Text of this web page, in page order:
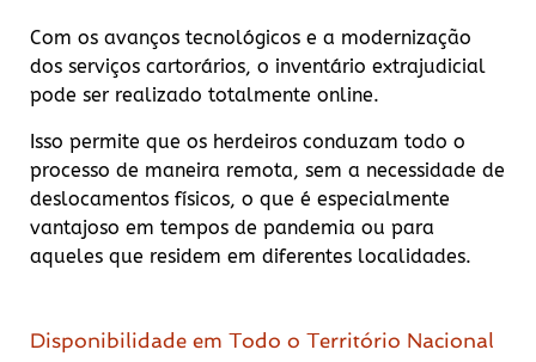
Com os avanços tecnológicos e a modernização
dos serviços cartorários, o inventário extrajudicial
pode ser realizado totalmente online.
Isso permite que os herdeiros conduzam todo o
processo de maneira remota, sem a necessidade de
deslocamentos físicos, o que é especialmente
vantajoso em tempos de pandemia ou para
aqueles que residem em diferentes localidades.
Disponibilidade em Todo o Território Nacional